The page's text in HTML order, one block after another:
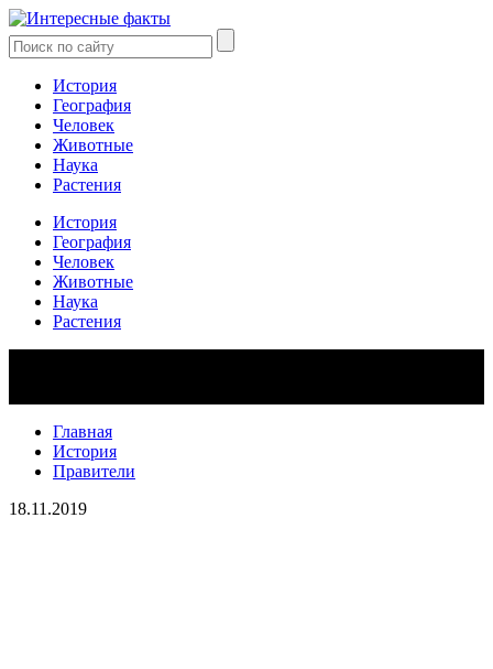
История
География
Человек
Животные
Наука
Растения
История
География
Человек
Животные
Наука
Растения
Главная
История
Правители
18.11.2019